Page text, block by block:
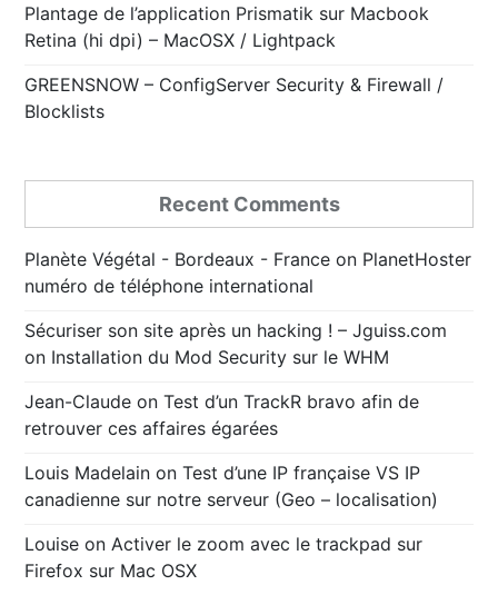
Plantage de l’application Prismatik sur Macbook
Retina (hi dpi) – MacOSX / Lightpack
GREENSNOW – ConfigServer Security & Firewall /
Blocklists
Recent Comments
Planète Végétal - Bordeaux - France on PlanetHoster
numéro de téléphone international
Sécuriser son site après un hacking ! – Jguiss.com
on Installation du Mod Security sur le WHM
Jean-Claude onTest d’un TrackR bravo afin de
retrouver ces affaires égarées
Louis Madelain onTest d’une IP française VS IP
canadienne sur notre serveur (Geo – localisation)
Louise on Activer le zoom avec le trackpad sur
Firefox sur Mac OSX